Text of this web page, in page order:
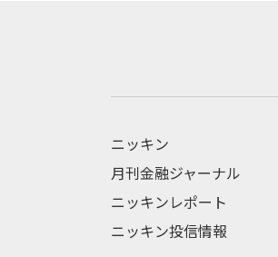
ニッキン
月刊金融ジャーナル
ニッキンレポート
ニッキン投信情報